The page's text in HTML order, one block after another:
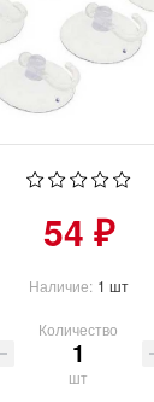
54 ₽
Наличие: 1 шт
Количество
шт